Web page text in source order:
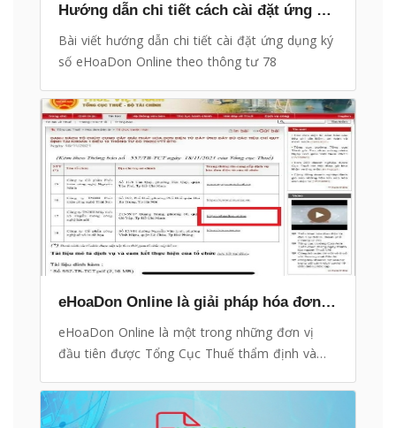
Hướng dẫn chi tiết cách cài đặt ứng dụng ký số eHoaDon Online theo thông tư 78
Bài viết hướng dẫn chi tiết cài đặt ứng dụng ký
số eHoaDon Online theo thông tư 78
eHoaDon Online là giải pháp hóa đơn điện tử trong danh sách đầu tiên được Tổng Cục Thuế khuyến nghị sử dụng
eHoaDon Online là một trong những đơn vị
đầu tiên được Tổng Cục Thuế thẩm định và
HÓA ĐƠN ĐIỆN TỬ ĐÁP ỨNG ĐẦY ĐỦ CÁC
TIÊU CHÍ QUY ĐỊNH THEO THÔNG TƯ SỐ